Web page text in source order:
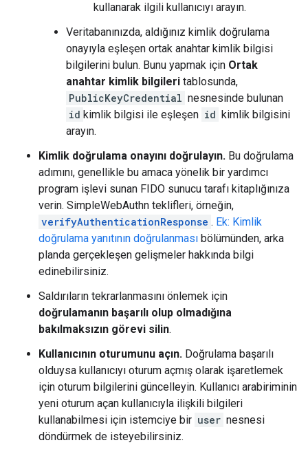
kullanarak ilgili kullanıcıyı arayın.
Veritabanınızda, aldığınız kimlik doğrulama
onayıyla eşleşen ortak anahtar kimlik bilgisi
bilgilerini bulun. Bunu yapmak için Ortak
anahtar kimlik bilgileri tablosunda,
PublicKeyCredential nesnesinde bulunan
id kimlik bilgisi ile eşleşen id kimlik bilgisini
arayın.
Kimlik doğrulama onayını doğrulayın. Bu doğrulama
adımını, genellikle bu amaca yönelik bir yardımcı
program işlevi sunan FIDO sunucu tarafı kitaplığınıza
verin. SimpleWebAuthn teklifleri, örneğin,
verifyAuthenticationResponse . Ek: Kimlik
doğrulama yanıtının doğrulanması bölümünden, arka
planda gerçekleşen gelişmeler hakkında bilgi
edinebilirsiniz.
Saldırıların tekrarlanmasını önlemek için
doğrulamanın başarılı olup olmadığına
bakılmaksızın görevi silin.
Kullanıcının oturumunu açın. Doğrulama başarılı
olduysa kullanıcıyı oturum açmış olarak işaretlemek
için oturum bilgilerini güncelleyin. Kullanıcı arabiriminin
yeni oturum açan kullanıcıyla ilişkili bilgileri
kullanabilmesi için istemciye bir user nesnesi
döndürmek de isteyebilirsiniz.